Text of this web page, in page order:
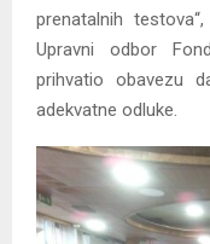
prenatalnih
Upravni odbor
prihvatio obavezu
adekvatne odluke.